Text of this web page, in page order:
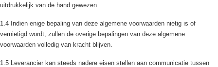
uitdrukkelijk van de hand gewezen.
1.4 Indien enige bepaling van deze algemene voorwaarden nietig is of
vernietigd wordt, zullen de overige bepalingen van deze algemene
voorwaarden volledig van kracht blijven.
1.5 Leverancier kan steeds nadere eisen stellen aan communicatie tussen